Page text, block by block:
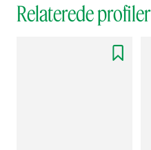
Relaterede profiler
